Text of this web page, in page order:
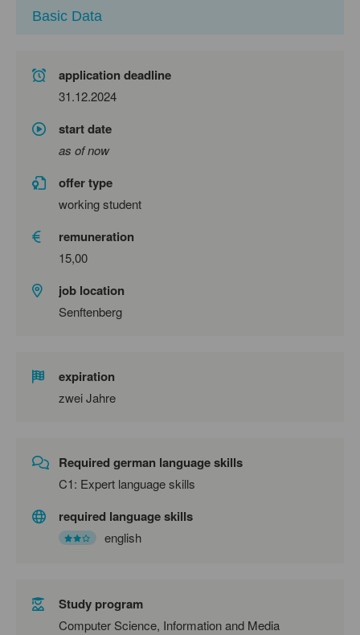
Basic Data
application deadline
31.12.2024
start date
as of now
offer type
working student
remuneration
15,00
job location
Senftenberg
expiration
zwei Jahre
Required german language skills
C1: Expert language skills
required language skills
english
Study program
Computer Science, Information and Media